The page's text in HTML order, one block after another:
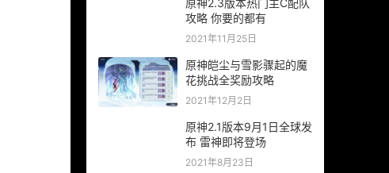
原神2.3版本热门主C配队
攻略 你要的都有
2021年11月25日
原神皑尘与雪影骤起的魔
花挑战全奖励攻略
2021年12月2日
原神2.1版本9月1日全球发
布 雷神即将登场
2021年8月23日